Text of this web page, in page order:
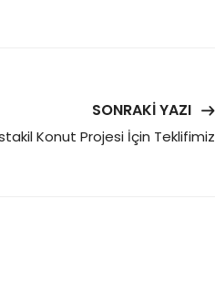
SONRAKI YAZI
Konut Projesi İçin Teklifimiz